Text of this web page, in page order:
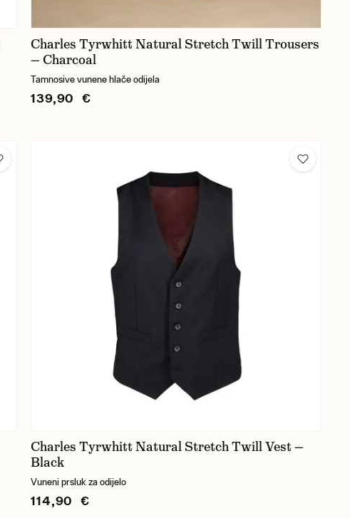
Charles Tyrwhitt Natural Stretch Twill Trousers
— Charcoal
Tamnosive vunene hlače odijela
139,90 €
Charles Tyrwhitt Natural Stretch Twill Vest —
Black
Vuneni prsluk za odijelo
114,90 €